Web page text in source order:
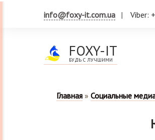
info@foxy-it.com.ua Viber:
FOXY-IT
БУДЬ С ЛУЧШИМИ
Главная » Социальные